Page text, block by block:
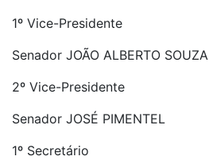
1º Vice-Presidente
Senador JOÃO ALBERTO SOUZA
2º Vice-Presidente
Senador JOSÉ PIMENTEL
1º Secretário